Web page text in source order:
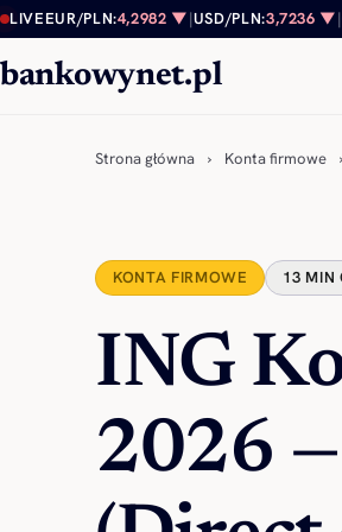
Przejdź do treści
LIVEEUR/PLN:4,2982 ▼|USD/PLN:3,7236 ▼|
bankowynet.pl
Strona główna › Konta firmowe ›
KONTA FIRMOWE 13 MIN
ING
2026